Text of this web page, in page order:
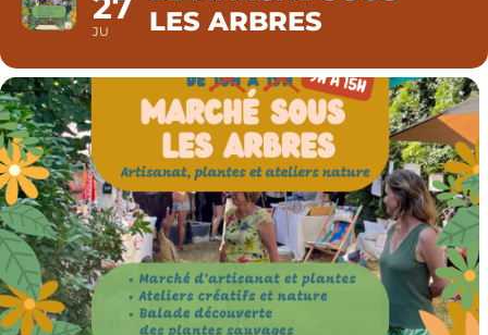
JU
LES ARBRES